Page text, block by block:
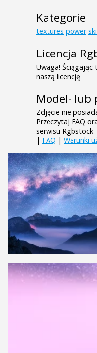
Kategorie
textures power
Licencja
Uwaga!
naszą licencję
Model- lub
Zdjęcie nie
Przeczytaj FAQ
serwisu Rgbstock
| FAQ | Warunki